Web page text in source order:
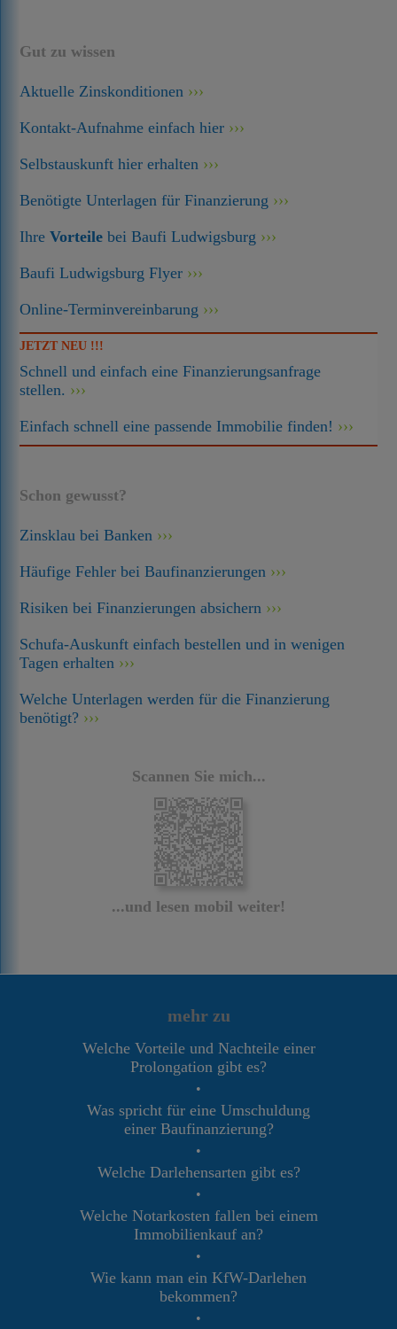
Gut zu wissen
Aktuelle Zinskonditionen
Kontakt-Aufnahme einfach hier
Selbstauskunft hier erhalten
Benötigte Unterlagen für Finanzierung
IhreVorteile bei Baufi Ludwigsburg
Baufi Ludwigsburg Flyer
Online-Terminvereinbarung
JETZT NEU !!!
Schnell und einfach eine Finanzierungsanfrage
stellen.
Einfach schnell eine passende Immobilie finden!
Schon gewusst?
Zinsklau bei Banken
Häufige Fehler bei Baufinanzierungen
Risiken bei Finanzierungen absichern
Schufa-Auskunft einfach bestellen und in wenigen
Tagen erhalten
Welche Unterlagen werden für die Finanzierung
benötigt?
Scannen Sie mich...
...und lesen mobil weiter!
mehr zu
Welche Vorteile und Nachteile einer
Prolongation gibt es?
•
Was spricht für eine Umschuldung
einer Baufinanzierung?
•
Welche Darlehensarten gibt es?
•
Welche Notarkosten fallen bei einem
Immobilienkauf an?
•
Wie kann man ein KfW-Darlehen
bekommen?
•